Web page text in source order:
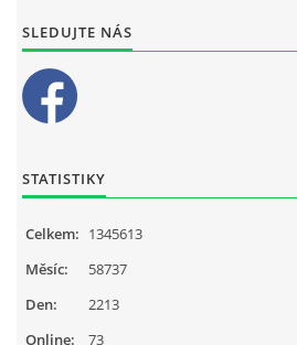
SLEDUJTE NÁS
STATISTIKY
Online: 73
Celkem: 1345613
Měsíc:
58737
Den:
2213